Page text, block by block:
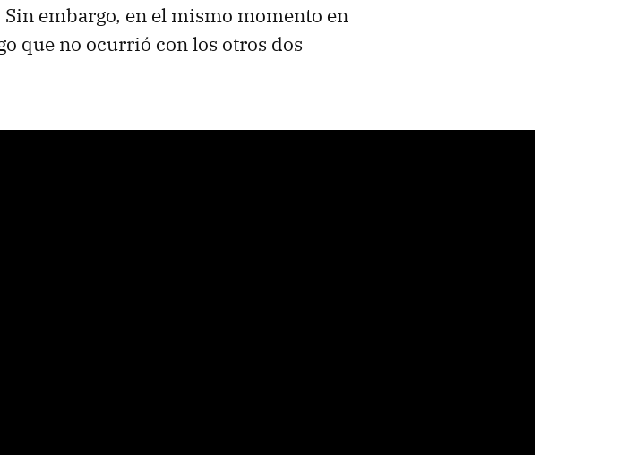
Sin embargo, en el mismo momento en
que no ocurrió con los otros dos